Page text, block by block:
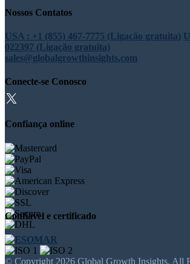
Nossos Contatos
USA : +1 (855) 467-7775 (Ligação gratuita)
022397 (Ligação gratuita)
sales@globalgrowthinsights.com
Conecte-se Conosco
Confiança online
Confiável e certificado
© Copyright 2026 Global Growth Insights. All